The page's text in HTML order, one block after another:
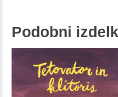
Podobni